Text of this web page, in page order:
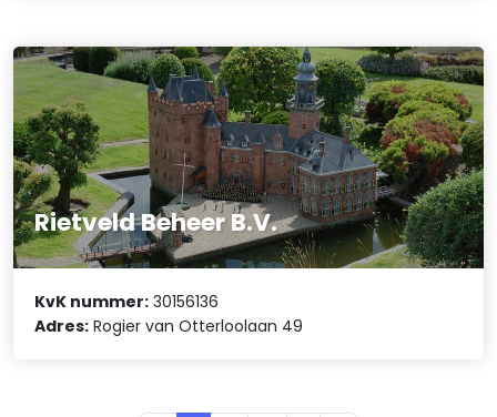
Rietveld Beheer B.V.
KvK nummer: 30156136
Adres: Rogier van Otterloolaan 49